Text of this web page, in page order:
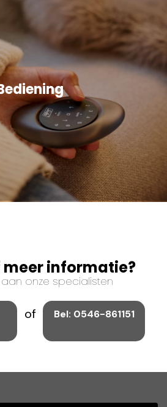
informatie?
onze specialisten
of Bel: 0546-861151